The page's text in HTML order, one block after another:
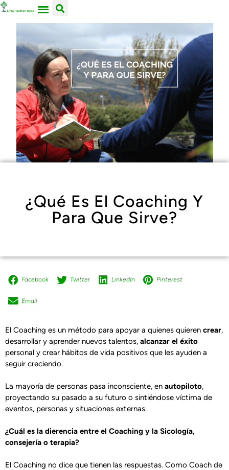
¿Qué Es El Coaching Y
Para Que Sirve?
Facebook Twitter LinkedIn Pinterest
Email
El Coaching es un método para apoyar a quienes quieren crear,
desarrollar y aprender nuevos talentos, alcanzar el éxito
personal y crear hábitos de vida positivos que les ayuden a
seguir creciendo.
La mayoría de personas pasa inconsciente, en autopiloto,
proyectando su pasado a su futuro o sintiéndose víctima de
eventos, personas y situaciones externas.
¿Cuál es la dierencia entre el Coaching y la Sicología,
consejería o terapia?
El Coaching no dice que tienen las respuestas. Como Coach de